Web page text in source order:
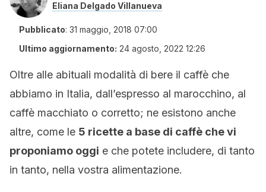
Eliana Delgado Villanueva
Pubblicato: 31 maggio, 2018 07:00
Ultimo aggiornamento: 24 agosto, 2022 12:26
Oltre alle abituali modalità di bere il caffè che
abbiamo in Italia, dall’espresso al marocchino, al
caffè macchiato o corretto; ne esistono anche
altre, come le 5 ricette a base di caffè che vi
proponiamo oggi e che potete includere, di tanto
in tanto, nella vostra alimentazione.